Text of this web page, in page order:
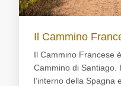
Il Cammino
Il Cammino Francese
Cammino di Santiago.
l’interno della Spagna